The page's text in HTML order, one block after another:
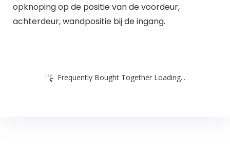
opknoping op de positie van de voordeur,
achterdeur, wandpositie bij de ingang.
Frequently Bought Together Loading...